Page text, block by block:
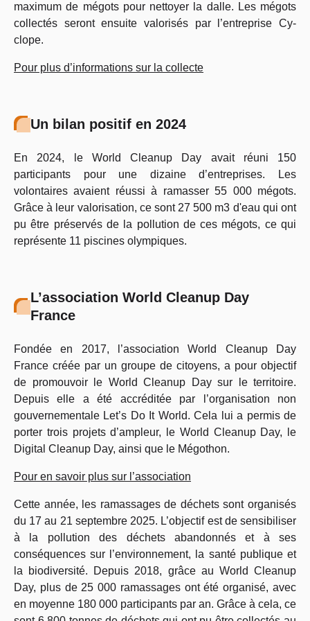
maximum de mégots pour nettoyer la dalle. Les mégots
collectés seront ensuite valorisés par l’entreprise Cy-
clope.
Pour plus d’informations sur la collecte
Un bilan positif en 2024
En 2024, le World Cleanup Day avait réuni 150
participants pour une dizaine d’entreprises. Les
volontaires avaient réussi à ramasser 55 000 mégots.
Grâce à leur valorisation, ce sont 27 500 m3 d'eau qui ont
pu être préservés de la pollution de ces mégots, ce qui
représente 11 piscines olympiques.
L’association World Cleanup Day
France
Fondée en 2017, l’association World Cleanup Day
France créée par un groupe de citoyens, a pour objectif
de promouvoir le World Cleanup Day sur le territoire.
Depuis elle a été accréditée par l’organisation non
gouvernementale Let’s Do It World. Cela lui a permis de
porter trois projets d’ampleur, le World Cleanup Day, le
Digital Cleanup Day, ainsi que le Mégothon.
Pour en savoir plus sur l’association
Cette année, les ramassages de déchets sont organisés
du 17 au 21 septembre 2025. L’objectif est de sensibiliser
à la pollution des déchets abandonnés et à ses
conséquences sur l’environnement, la santé publique et
la biodiversité. Depuis 2018, grâce au World Cleanup
Day, plus de 25 000 ramassages ont été organisé, avec
en moyenne 180 000 participants par an. Grâce à cela, ce